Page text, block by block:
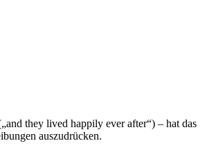
they lived happily ever after“) – hat das
auszudrücken.